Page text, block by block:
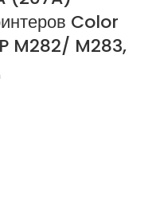
Color
M282/ M283,